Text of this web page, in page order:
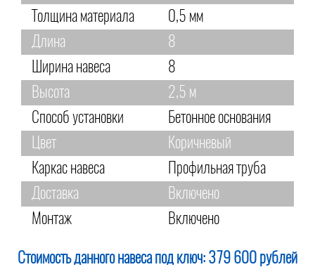
Толщина материала
0,5 мм
Длина
8
Ширина навеса
8
Высота
2,5 м
Способ установки
Бетонное основания
Цвет
Коричневый
Каркас навеса
Профильная труба
Доставка
Включено
Монтаж
Включено
Стоимость данного навеса под ключ: 379 600 рублей